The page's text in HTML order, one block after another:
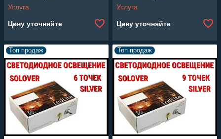
Услуга
Цену уточняйте
Услуга
Цену уточняйте
Топ продаж Топ продаж